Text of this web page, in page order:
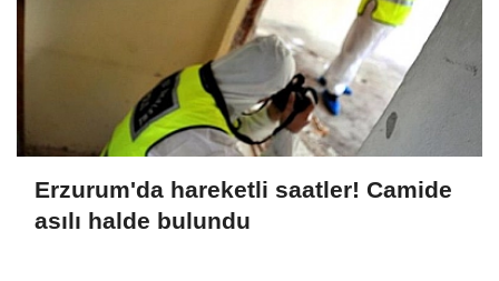
Erzurum'da hareketli saatler! Camide
asılı halde bulundu